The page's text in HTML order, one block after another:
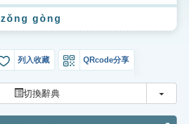
zǒng gòng
列入收藏 QRcode分享
切換辭典 切換